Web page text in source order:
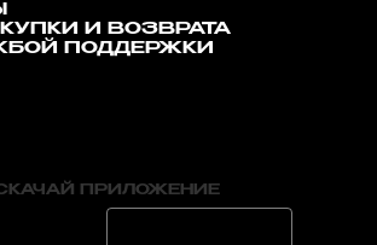
И ВОЗВРАТА
ПОДДЕРЖКИ
ПРИЛОЖЕНИЕ